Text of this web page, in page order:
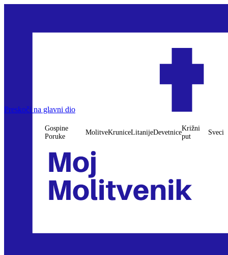
Preskoči na glavni dio
Gospine
Poruke
MolitveKruniceLitanijeDevetnice
Križni
put
Sveci